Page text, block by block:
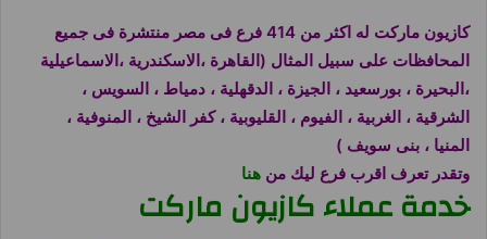
كازيون ماركت له اكثر من 414 فرع فى مصر منتشرة فى جميع
المحافظات على سبيل المثال (القاهرة ،الاسكندرية ،الاسماعيلية
،البحيرة ، بورسعيد ، الجيزة ، الدقهلية ، دمياط ، السويس ،
الشرقية ، الغربية ، الفيوم ، القليوبية ، كفر الشيخ ، المنوفية ،
المنيا ، بنى سويف )
وتقدر تعرف اقرب فرع ليك من هنا
خدمة عملاء كازيون ماركت